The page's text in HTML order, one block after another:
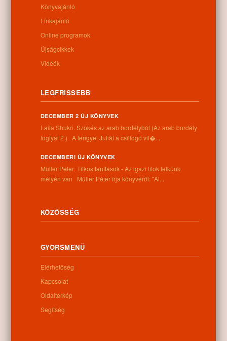
Kategóriák:Egyéb
Információk
4262 Nyíracsád, Kassai u. 4.
+36 52 206 031
Nyitva tartás:
Hétfő: 9:00-12:00 13:00-16:30
Csütörtök: 9:00-12:00 13:00-16:30
Péntek: 9:00-12:00 13:00-16:30
Hírlevél
Könyvajánló
Linkajánló
Online programok
Újságcikkek
Videók
LEGFRISSEBB
DECEMBER 2 ÚJ KÖNYVEK
Laila Shukri. Szökés ​az arab bordélyból (Az arab bordély
foglyai 2.) A lengyel Juliát a csillogó vil�...
DECEMBERI ÚJ KÖNYVEK
Müller Péter: Titkos tanítások - Az igazi titok lelkünk
mélyén van Müller Péter írja könyvéről: "Al...
KÖZÖSSÉG
GYORSMENÜ
Elérhetőség
Kapcsolat
Oldaltérkép
Segítség